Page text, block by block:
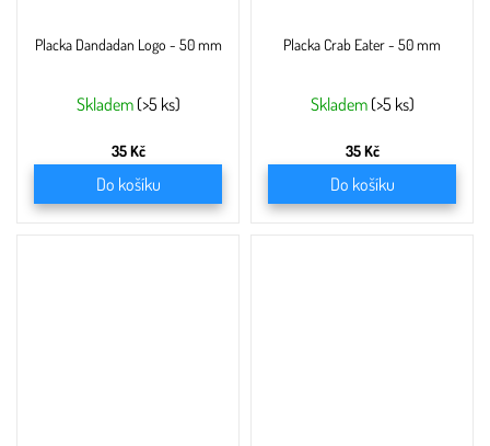
Placka Dandadan Logo - 50 mm
Skladem (>5 ks)
35 Kč
Do košíku
Placka Crab Eater - 50 mm
Skladem (>5 ks)
35 Kč
Do košíku